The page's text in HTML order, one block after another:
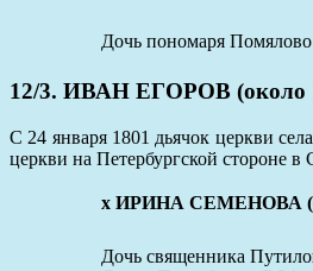
Дочь пономаря
12/3. ИВАН ЕГОРОВ (около
С 24 января 1801 дьячок церкви
церкви на Петербургской стороне в
х ИРИНА СЕМЕНОВА
Дочь священника